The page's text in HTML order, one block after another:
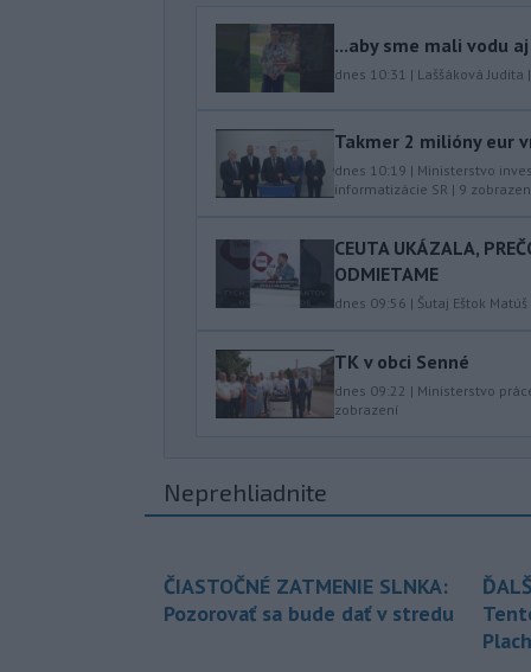
...aby sme mali vodu
dnes 10:31 | Laššáková Judita |
Takmer 2 milióny eur
dnes 10:19 | Ministerstvo
informatizácie SR | 9
CEUTA UKÁZALA,
ODMIETAME
dnes 09:56 | Šutaj Eštok Matúš
TK v obci Senné
dnes 09:22 | Ministerstvo
zobrazení
Neprehliadnite
ČIASTOČNÉ ZATMENIE SLNKA:
Pozorovať sa bude dať v stredu